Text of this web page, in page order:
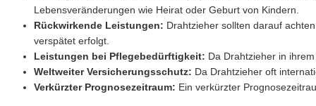
Lebensveränderungen wie Heirat oder Geburt von Kindern.
Rückwirkende Leistungen: Drahtzieher sollten darauf
verspätet erfolgt.
Leistungen bei Pflegebedürftigkeit: Da Drahtzieher in
Weltweiter Versicherungsschutz: Da Drahtzieher oft
Verkürzter Prognosezeitraum: Ein verkürzter